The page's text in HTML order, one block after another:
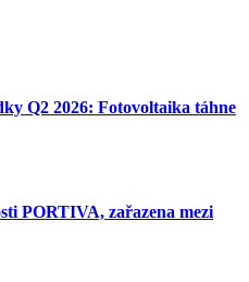
Q2 2026: Fotovoltaika táhne
PORTIVA, zařazena mezi